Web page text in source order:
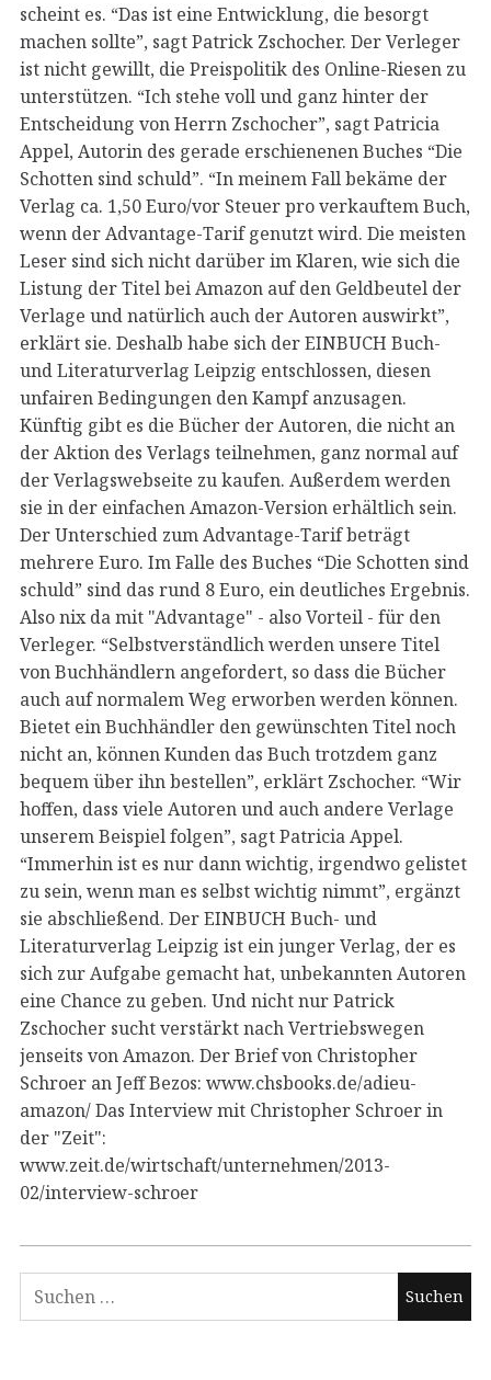
scheint es. “Das ist eine Entwicklung, die besorgt
machen sollte”, sagt Patrick Zschocher. Der Verleger
ist nicht gewillt, die Preispolitik des Online-Riesen zu
unterstützen. “Ich stehe voll und ganz hinter der
Entscheidung von Herrn Zschocher”, sagt Patricia
Appel, Autorin des gerade erschienenen Buches “Die
Schotten sind schuld”. “In meinem Fall bekäme der
Verlag ca. 1,50 Euro/vor Steuer pro verkauftem Buch,
wenn der Advantage-Tarif genutzt wird. Die meisten
Leser sind sich nicht darüber im Klaren, wie sich die
Listung der Titel bei Amazon auf den Geldbeutel der
Verlage und natürlich auch der Autoren auswirkt”,
erklärt sie. Deshalb habe sich der EINBUCH Buch-
und Literaturverlag Leipzig entschlossen, diesen
unfairen Bedingungen den Kampf anzusagen.
Künftig gibt es die Bücher der Autoren, die nicht an
der Aktion des Verlags teilnehmen, ganz normal auf
der Verlagswebseite zu kaufen. Außerdem werden
sie in der einfachen Amazon-Version erhältlich sein.
Der Unterschied zum Advantage-Tarif beträgt
mehrere Euro. Im Falle des Buches “Die Schotten sind
schuld” sind das rund 8 Euro, ein deutliches Ergebnis.
Also nix da mit "Advantage" - also Vorteil - für den
Verleger. “Selbstverständlich werden unsere Titel
von Buchhändlern angefordert, so dass die Bücher
auch auf normalem Weg erworben werden können.
Bietet ein Buchhändler den gewünschten Titel noch
nicht an, können Kunden das Buch trotzdem ganz
bequem über ihn bestellen”, erklärt Zschocher. “Wir
hoffen, dass viele Autoren und auch andere Verlage
unserem Beispiel folgen”, sagt Patricia Appel.
“Immerhin ist es nur dann wichtig, irgendwo gelistet
zu sein, wenn man es selbst wichtig nimmt”, ergänzt
sie abschließend. Der EINBUCH Buch- und
Literaturverlag Leipzig ist ein junger Verlag, der es
sich zur Aufgabe gemacht hat, unbekannten Autoren
eine Chance zu geben. Und nicht nur Patrick
Zschocher sucht verstärkt nach Vertriebswegen
jenseits von Amazon. Der Brief von Christopher
Schroer an Jeff Bezos: www.chsbooks.de/adieu-
amazon/ Das Interview mit Christopher Schroer in
der "Zeit":
www.zeit.de/wirtschaft/unternehmen/2013-
02/interview-schroer
Suchen